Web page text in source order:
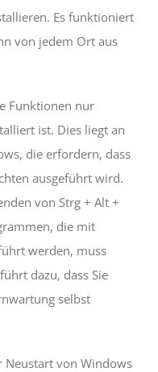
Es funktioniert
von jedem Ort aus
Funktionen nur
ist. Dies liegt an
die erfordern, dass
ausgeführt wird.
von Strg + Alt +
die mit
werden, muss
dazu, dass Sie
selbst
Neustart von Windows